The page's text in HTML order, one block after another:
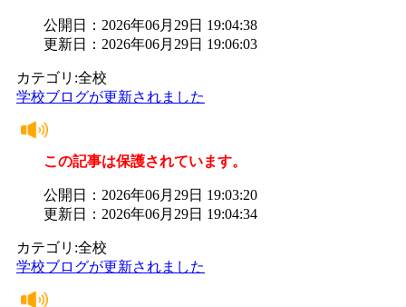
公開日：2026年06月29日 19:04:38
更新日：2026年06月29日 19:06:03
カテゴリ:全校
学校ブログが更新されました
この記事は保護されています。
公開日：2026年06月29日 19:03:20
更新日：2026年06月29日 19:04:34
カテゴリ:全校
学校ブログが更新されました